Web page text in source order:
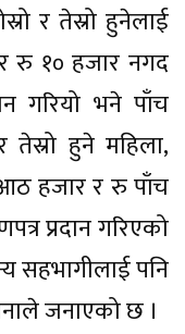
र तेस्रो हुनेलाई
रु १० हजार नगद
गरियो भने पाँच
तेस्रो हुने महिला,
हजार र रु पाँच
प्रदान गरिएको
सहभागीलाई पनि
जनाएको छ ।